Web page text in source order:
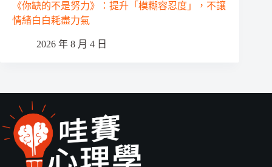
《你缺的不是努力》：提升「模糊容忍度」，不讓
情緒白白耗盡力氣
2026 年 8 月 4 日